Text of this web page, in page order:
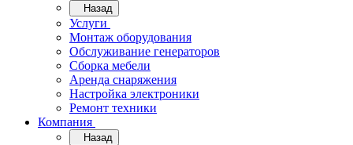
Назад
Услуги
Монтаж оборудования
Обслуживание генераторов
Сборка мебели
Аренда снаряжения
Настройка электроники
Ремонт техники
Компания
Назад